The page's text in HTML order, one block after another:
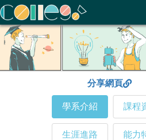
ColleGo! 大學選才與高中育才輔助系統
分享網頁
學系介紹 課程
生涯進路 能力